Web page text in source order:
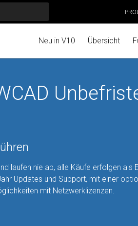
Neu in V10 Übersicht
laufen nie ab, alle Käufe erfolgen als
Updates und Support, mit einer
mit Netzwerklizenzen.